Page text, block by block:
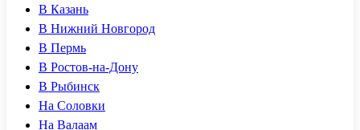
В Казань
В Нижний Новгород
В Пермь
В Ростов-на-Дону
В Рыбинск
На Соловки
На Валаам